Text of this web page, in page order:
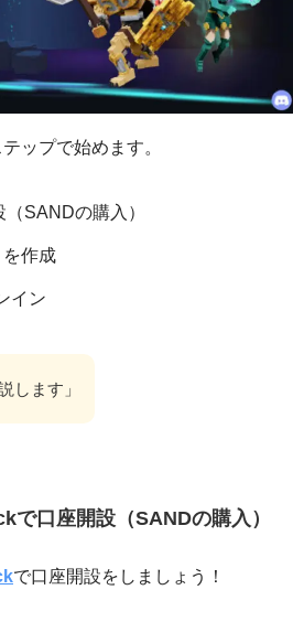
ップで始めます。
SANDの購入）
作成
イン
します」
口座開設（SANDの購入）
で口座開設をしましょう！